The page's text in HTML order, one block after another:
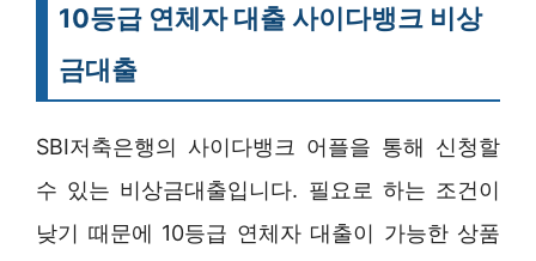
10등급 연체자 대출 사이다뱅크 비상
금대출
SBI저축은행의 사이다뱅크 어플을 통해 신청할
수 있는 비상금대출입니다. 필요로 하는 조건이
낮기 때문에 10등급 연체자 대출이 가능한 상품